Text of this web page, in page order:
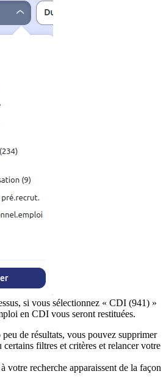
si vous sélectionnez « CDI (941) »
en CDI vous seront restituées.
de résultats, vous pouvez supprimer
certains filtres et critères et relancer votre
votre recherche apparaissent de la façon